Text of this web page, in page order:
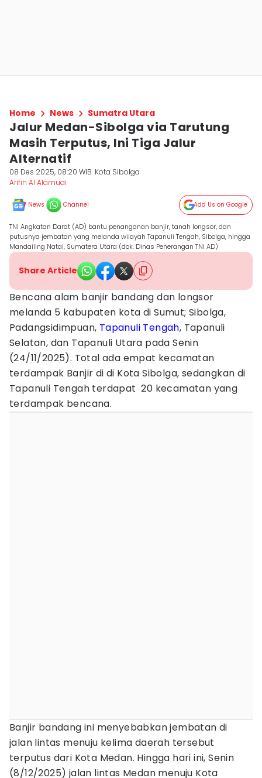
Home News Sumatra Utara
Jalur Medan-Sibolga via Tarutung
Masih Terputus, Ini Tiga Jalur
Alternatif
08 Des 2025, 08:20 WIB Kota Sibolga
Arifin Al Alamudi
News Channel Add Us on Google
TNI Angkatan Darat (AD) bantu penanganan banjir, tanah longsor, dan
putusnya jembatan yang melanda wilayah Tapanuli Tengah, Sibolga, hingga
Mandailing Natal, Sumatera Utara (dok. Dinas Penerangan TNI AD)
Share Article
Bencana alam banjir bandang dan longsor
melanda 5 kabupaten kota di Sumut; Sibolga,
Padangsidimpuan, Tapanuli Tengah, Tapanuli
Selatan, dan Tapanuli Utara pada Senin
(24/11/2025). Total ada empat kecamatan
terdampak Banjir di di Kota Sibolga, sedangkan di
Tapanuli Tengah terdapat 20 kecamatan yang
terdampak bencana.
Banjir bandang ini menyebabkan jembatan di
jalan lintas menuju kelima daerah tersebut
terputus dari Kota Medan. Hingga hari ini, Senin
(8/12/2025) jalan lintas Medan menuju Kota